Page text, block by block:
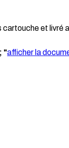
et livré
"afficher la